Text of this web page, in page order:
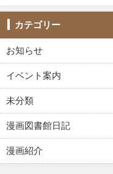
カテゴリー
お知らせ
イベント案内
未分類
漫画図書館日記
漫画紹介